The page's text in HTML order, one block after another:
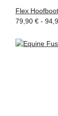
Flex
79,90 € -